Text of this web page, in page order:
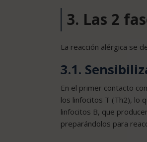
3. Las 2
La reacción alérgica se
3.1.
En el primer contacto
los linfocitos T (Th2), lo
linfocitos B, que
preparándolos para